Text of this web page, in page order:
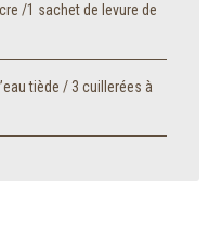
/1 sachet de levure de
tiède / 3 cuillerées à